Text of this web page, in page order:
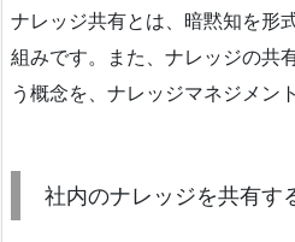
ナレッジ共有とは、暗黙知を形
組みです。また、ナレッジの共
う概念を、ナレッジマネジメン
社内のナレッジを共有す